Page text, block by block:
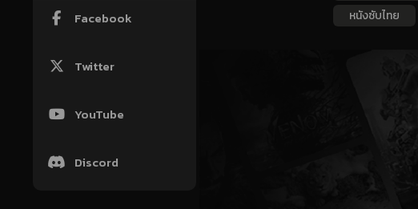
Facebook
Twitter
YouTube
Discord
หนังซับไทย